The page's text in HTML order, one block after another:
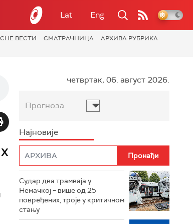
Lat Eng
ВЕСТИ СМАТРАЧНИЦА
АРХИВА РУБРИКА
четвртак, 06. август 2026.
Прогноза
Најновије
Судар два трамваја у
Немачкој – више од 25
повређених, троје у критичном
стању